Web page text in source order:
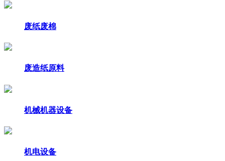
废纸废棉
废造纸原料
机械机器设备
机电设备